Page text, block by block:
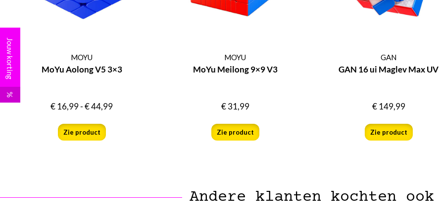
MOYU
MoYu Aolong V5 3×3
€16,99-€44,99
Zie product
MOYU
MoYu Meilong 9×9 V3
€31,99
Zie product
GAN
GAN 16 ui Maglev Max UV
€149,99
Zie product
Andere klanten kochten ook
Jouw korting
%